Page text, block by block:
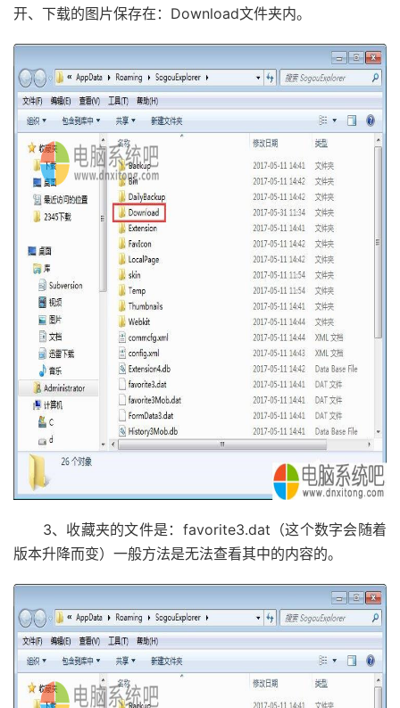
开、下载的图片保存在：Download文件夹内。
3、收藏夹的文件是：favorite3.dat（这个数字会随着
版本升降而变）一般方法是无法查看其中的内容的。